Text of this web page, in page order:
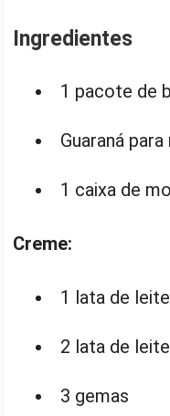
Ingredientes
1 pacote de
Guaraná
1 caixa de
Creme:
1 lata de
2 lata de leite
3 gemas